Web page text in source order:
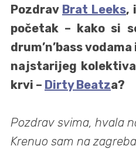
Pozdrav Brat Leeks,
početak – kako si
drum’n’bass
najstarijeg
krvi – Dirty Beatza?
Pozdrav svima, hvala
Krenuo sam na